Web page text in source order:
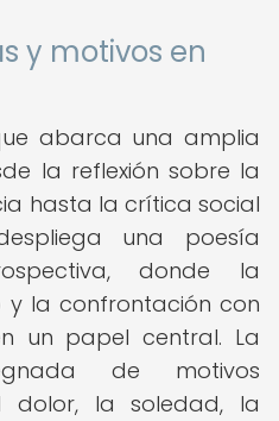
y motivos en
abarca una amplia
la reflexión sobre la
hasta la crítica social
una poesía
donde la
y la confrontación con
un papel central. La
de motivos
dolor, la soledad, la